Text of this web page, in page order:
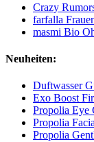
Crazy
farfalla
masmi Bio
Neuheiten:
Duftwasser
Exo Boost
Propolia Eye
Propolia
Propolia